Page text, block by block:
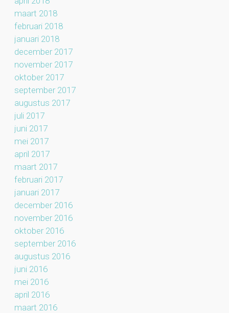
maart 2018
februari 2018
januari 2018
december 2017
november 2017
oktober 2017
september 2017
augustus 2017
juli 2017
juni 2017
mei 2017
april 2017
maart 2017
februari 2017
januari 2017
december 2016
november 2016
oktober 2016
september 2016
augustus 2016
juni 2016
mei 2016
april 2016
maart 2016